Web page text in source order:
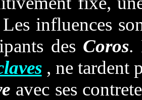
influences
des Coros.
, ne tardent
avec ses